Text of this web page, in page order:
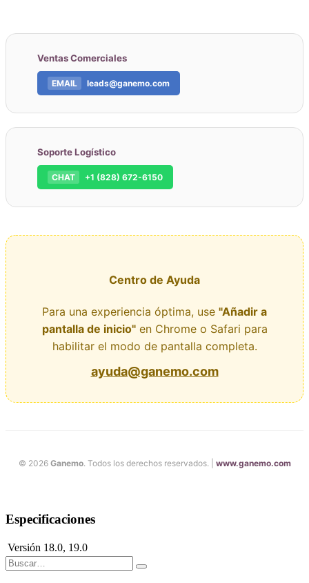
Ventas Comerciales
EMAIL leads@ganemo.com
Soporte Logístico
CHAT +1 (828) 672-6150
Centro de Ayuda
Para una experiencia óptima, use "Añadir a
pantalla de inicio"en Chrome o Safari para
habilitar el modo de pantalla completa.
ayuda@ganemo.com
© 2026 Ganemo. Todos los derechos reservados. | www.ganemo.com
Especificaciones
Versión 18.0, 19.0